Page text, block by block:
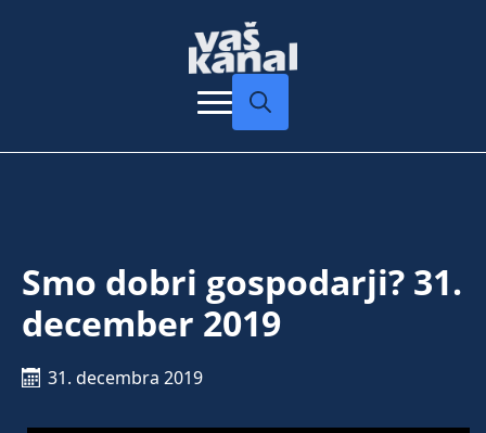
Smo dobri gospodarji? 31.
december 2019
31. decembra 2019